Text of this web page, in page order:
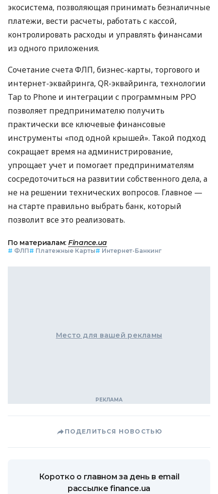
экосистема, позволяющая принимать безналичные
платежи, вести расчеты, работать с кассой,
контролировать расходы и управлять финансами
из одного приложения.
Сочетание счета ФЛП, бизнес-карты, торгового и
интернет-эквайринга, QR-эквайринга, технологии
Tap to Phone и интеграции с программным РРО
позволяет предпринимателю получить
практически все ключевые финансовые
инструменты «под одной крышей». Такой подход
сокращает время на администрирование,
упрощает учет и помогает предпринимателям
сосредоточиться на развитии собственного дела, а
не на решении технических вопросов. Главное —
на старте правильно выбрать банк, который
позволит все это реализовать.
По материалам: Finance.ua
# ФЛП# Платежные Карты# Интернет-Банкинг
Место для вашей рекламы
ПОДЕЛИТЬСЯ НОВОСТЬЮ
Коротко о главном за день в email
рассылке finance.ua